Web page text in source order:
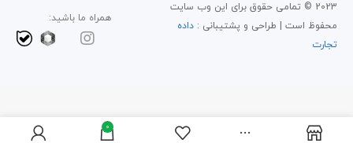
2023 © تمامی حقوق برای این وب سایت
محفوظ است | طراحی و پشتیبانی : داده
تجارت
همراه ما باشید:
0